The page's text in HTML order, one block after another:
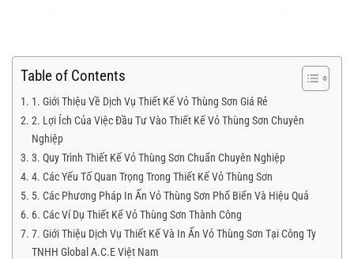
Table of Contents
1. Giới Thiệu Về Dịch Vụ Thiết Kế Vỏ Thùng Sơn Giá Rẻ
2. Lợi Ích Của Việc Đầu Tư Vào Thiết Kế Vỏ Thùng Sơn Chuyên
Nghiệp
3. Quy Trình Thiết Kế Vỏ Thùng Sơn Chuẩn Chuyên Nghiệp
4. Các Yếu Tố Quan Trọng Trong Thiết Kế Vỏ Thùng Sơn
5. Các Phương Pháp In Ấn Vỏ Thùng Sơn Phổ Biến Và Hiệu Quả
6. Các Ví Dụ Thiết Kế Vỏ Thùng Sơn Thành Công
7. Giới Thiệu Dịch Vụ Thiết Kế Và In Ấn Vỏ Thùng Sơn Tại Công Ty
TNHH Global A.C.E Việt Nam